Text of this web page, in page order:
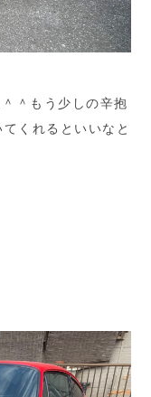
＾もう少しの辛抱
くれるといいなと